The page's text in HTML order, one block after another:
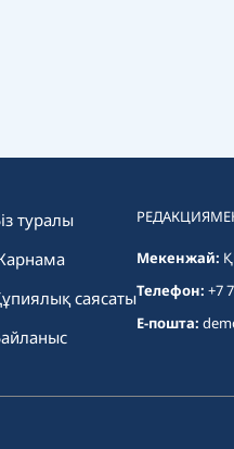
туралы
саясаты
Мекенжай:
Телефон: +7
E-пошта: